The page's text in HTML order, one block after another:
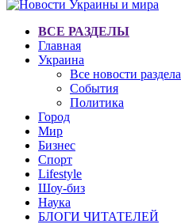
ВСЕ РАЗДЕЛЫ
Главная
Украина
Все новости раздела
События
Политика
Город
Мир
Бизнес
Спорт
Lifestyle
Шоу-биз
Наука
БЛОГИ ЧИТАТЕЛЕЙ